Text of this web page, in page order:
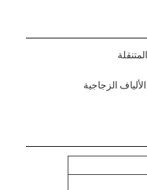
الزجاجية